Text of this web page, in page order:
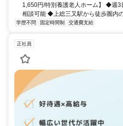
1,650円/特別養護老人ホーム】 ◆週
相談可能 ◆上総三又駅から徒歩圏内
学歴不問 固定時間制 交通費支給
正社員